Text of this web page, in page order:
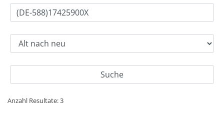
Anzahl Resultate: 3